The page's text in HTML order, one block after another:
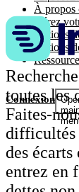
Connexion
main
À propos
Gérez
Options
Options
toutes les
Faites-
difficultés
des
entrez en